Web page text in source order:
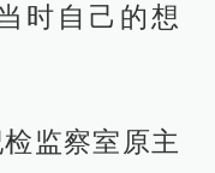
时自己的想
监察室原主